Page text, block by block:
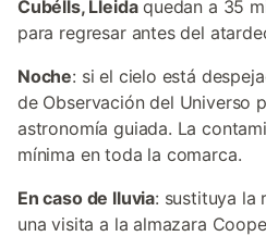
Cubélls, Lleidaquedan a 35
para regresar antes del
Noche: si el cielo está
de Observación del Universo
astronomía guiada. La
mínima en toda la comarca.
En caso de lluvia: sustituya la
una visita a la almazara